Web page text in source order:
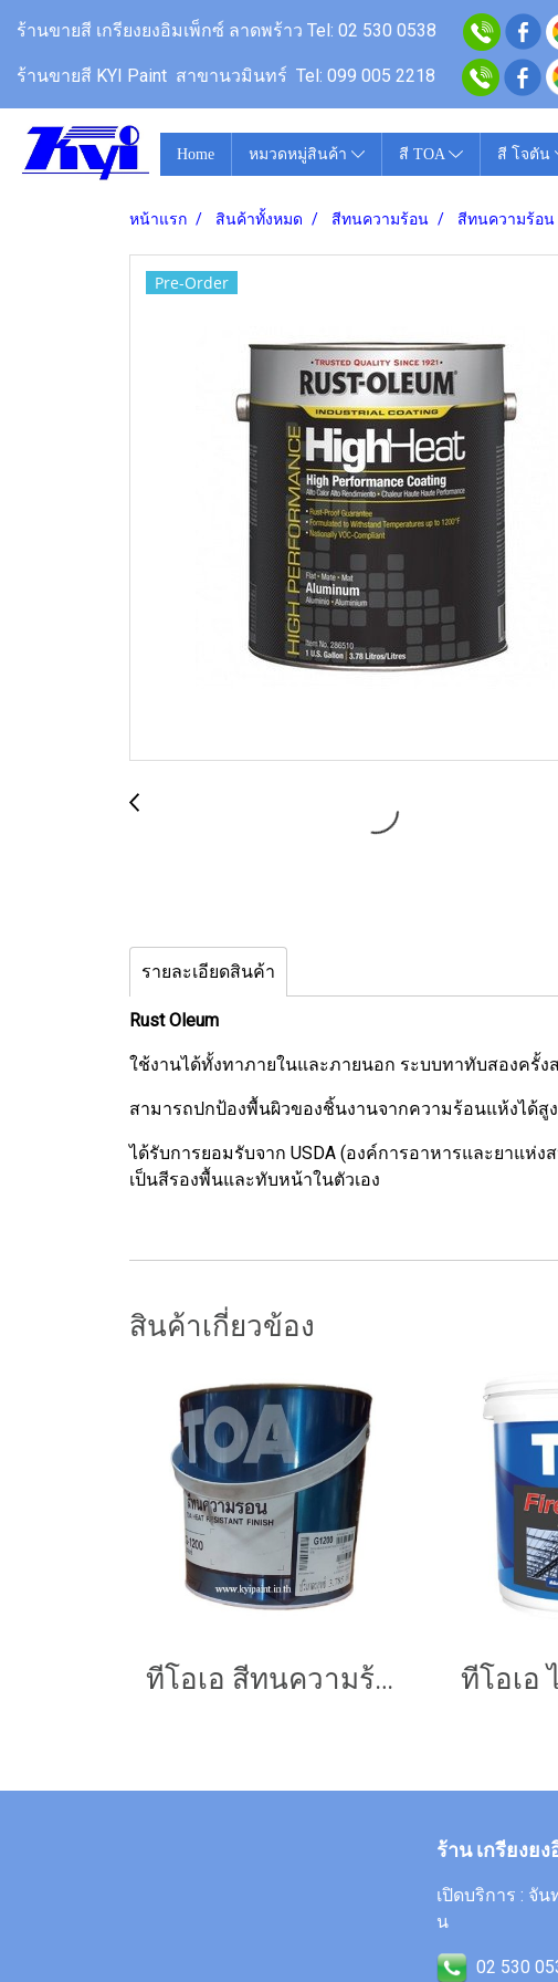
ร้านขายสี เกรียงยงอิมเพ็กซ์ ลาดพร้าว Tel: 02 530 0538
ร้านขายสี KYI Paint สาขานวมินทร์ Tel: 099 005 2218
Home หมวดหมู่สินค้า สี TOA สี โจตัน
หน้าแรก สินค้าทั้งหมด สีทนความร้อน สีทนความร้อน
Pre-Order
รายละเอียดสินค้า
Rust Oleum
ใช้งานได้ทั้งทาภายในและภายนอก ระบบทาทับสองครั้ง
สามารถปกป้องพื้นผิวของชิ้นงานจากความร้อนแห้งได้สูง
ได้รับการยอมรับจาก USDA (องค์การอาหารและยาแห่ง
เป็นสีรองพื้นและทับหน้าในตัวเอง
สินค้าเกี่ยวข้อง
ทีโอเอ สีทนความร้อน G1200
ร้าน เกรียงย
เปิดบริการ : จัน
น
02 530